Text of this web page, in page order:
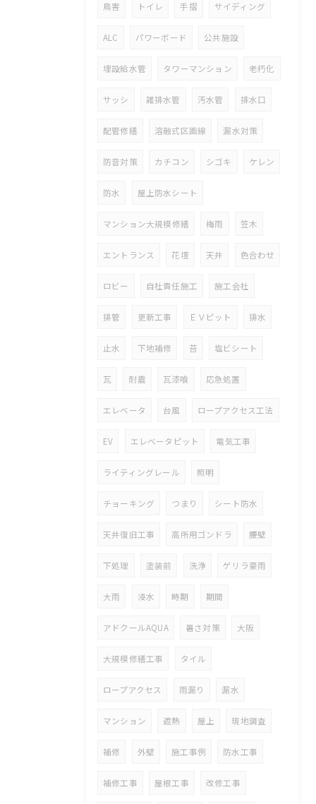
鳥害 トイレ 手摺 サイディング
ALC パワーボード 公共施設
埋設給水管 タワーマンション 老朽化
サッシ 雑排水管 汚水管 排水口
配管修繕 溶融式区画線 漏水対策
防音対策 カチコン シゴキ ケレン
防水 屋上防水シート
マンション大規模修繕 梅雨 笠木
エントランス 花壇 天井 色合わせ
ロビー 自社責任施工 施工会社
排管 更新工事 ＥＶピット 排水
止水 下地補修 苔 塩ビシート
瓦 耐震 瓦漆喰 応急処置
エレベータ 台風 ロープアクセス工法
EV エレベータピット 電気工事
ライティングレール 照明
チョーキング つまり シート防水
天井復旧工事 高所用ゴンドラ 腰壁
下処理 塗装前 洗浄 ゲリラ豪雨
大雨 浸水 時期 期間
アドクールAQUA 暑さ対策 大阪
大規模修繕工事 タイル
ロープアクセス 雨漏り 漏水
マンション 遮熱 屋上 現地調査
補修 外壁 施工事例 防水工事
補修工事 屋根工事 改修工事